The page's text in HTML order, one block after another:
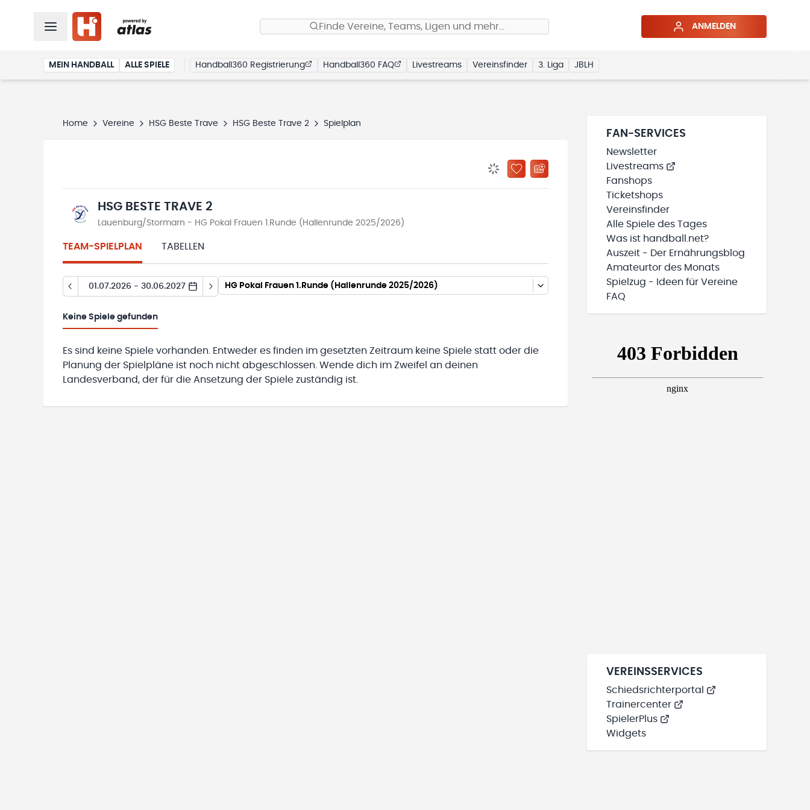
Finde Vereine, Teams, Ligen und mehr… ANMELDEN
MEIN HANDBALL ALLE SPIELE Handball360 Registrierung Handball360 FAQ Livestreams Vereinsfinder 3. Liga JBLH
Home Vereine HSG Beste Trave HSG Beste Trave 2 Spielplan
BENACHRICHTIGUNGSSTATUS WIRD GELADEN
ZU „MEINE TEAMS“ HINZUFÜGEN
HSG BESTE TRAVE 2
Lauenburg/Stormarn - HG Pokal Frauen 1.Runde (Hallenrunde 2025/2026)
TEAM-SPIELPLAN TABELLEN
01.07.2026 - 30.06.2027 HG Pokal Frauen 1.Runde (Hallenrunde 2025/2026)
Keine Spiele gefunden
Es sind keine Spiele vorhanden. Entweder es finden im gesetzten Zeitraum keine Spiele statt oder die
Planung der Spielpläne ist noch nicht abgeschlossen. Wende dich im Zweifel an deinen
Landesverband, der für die Ansetzung der Spiele zuständig ist.
FAN-SERVICES
Newsletter
Livestreams
Fanshops
Ticketshops
Vereinsfinder
Alle Spiele des Tages
Was ist handball.net?
Auszeit - Der Ernährungsblog
Amateurtor des Monats
Spielzug - Ideen für Vereine
FAQ
VEREINSSERVICES
Schiedsrichterportal
Trainercenter
SpielerPlus
Widgets